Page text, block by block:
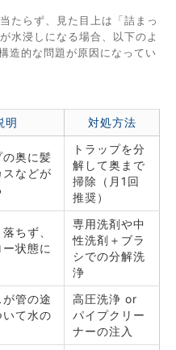
たらず、見た目上は「詰まっ
水浸しになる場合、以下のよ
造的な問題が原因になってい
明 対処方法
奥に髪
などが
トラップを分
解して奥まで
掃除（月1回
推奨）
ちず、
状態に
専用洗剤や中
性洗剤＋ブラ
シでの分解洗
浄
管の途
て水の
高圧洗浄 or
パイプクリー
ナーの注入